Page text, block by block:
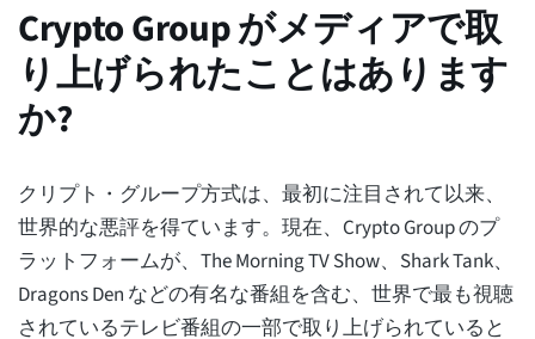
Crypto Group がメディアで取
り上げられたことはあります
か?
クリプト・グループ方式は、最初に注目されて以来、
世界的な悪評を得ています。現在、Crypto Group のプ
ラットフォームが、The Morning TV Show、Shark Tank、
Dragons Den などの有名な番組を含む、世界で最も視聴
されているテレビ番組の一部で取り上げられていると